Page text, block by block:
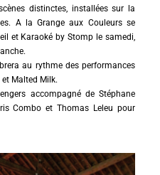
distinctes, installées sur la
A la Grange aux Couleurs se
et Karaoké by Stomp le samedi,
au rythme des performances
et Malted Milk.
accompagné de Stéphane
Combo et Thomas Leleu pour